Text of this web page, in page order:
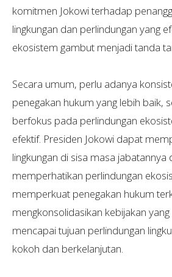
komitmen Jokowi terhadap
lingkungan dan perlindungan yang
ekosistem gambut menjadi tanda
Secara umum, perlu adanya
penegakan hukum yang lebih baik,
berfokus pada perlindungan
efektif. Presiden Jokowi dapat
lingkungan di sisa masa jabatannya
memperhatikan perlindungan
memperkuat penegakan hukum
mengkonsolidasikan kebijakan
mencapai tujuan perlindungan
kokoh dan berkelanjutan.